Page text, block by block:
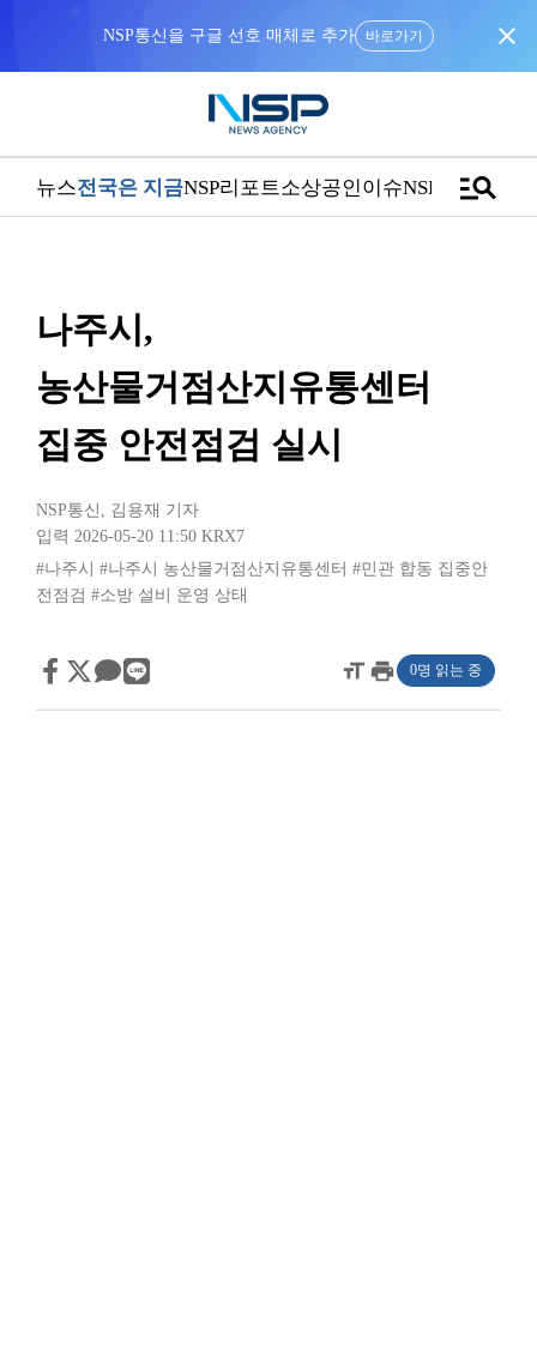
NSP통신을 구글 선호 매체로 추가 바로가기 close
뉴스전국은 지금NSP리포트소상공인이슈NSPTVmanage_search
나주시,
농산물거점산지유통센터
집중 안전점검 실시
NSP통신 , 김용재 기자
입력 2026-05-20 11:50 KRX7
#나주시
#나주시 농산물거점산지유통센터 #민관 합동 집중안
전점검 #소방 설비 운영 상태
format_sizeprint 0명 읽는 중